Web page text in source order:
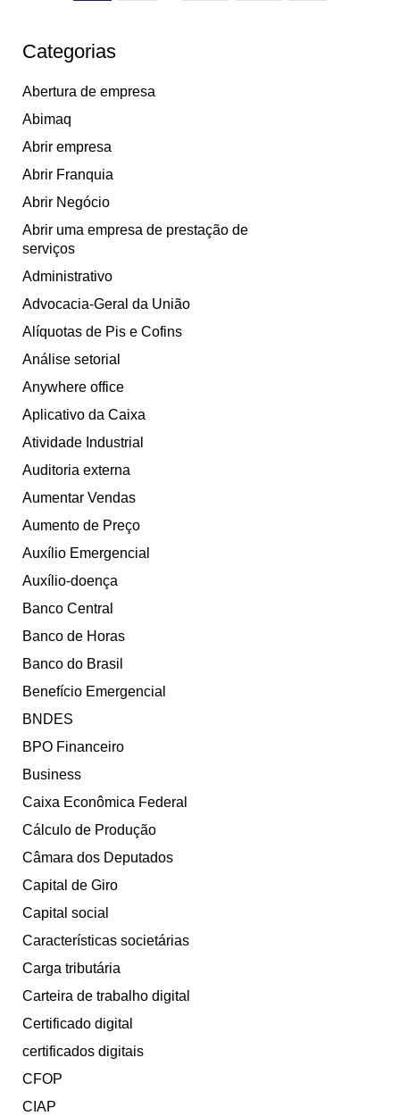
Categorias
Abertura de empresa
Abimaq
Abrir empresa
Abrir Franquia
Abrir Negócio
Abrir uma empresa de prestação de
serviços
Administrativo
Advocacia-Geral da União
Alíquotas de Pis e Cofins
Análise setorial
Anywhere office
Aplicativo da Caixa
Atividade Industrial
Auditoria externa
Aumentar Vendas
Aumento de Preço
Auxílio Emergencial
Auxílio-doença
Banco Central
Banco de Horas
Banco do Brasil
Benefício Emergencial
BNDES
BPO Financeiro
Business
Caixa Econômica Federal
Cálculo de Produção
Câmara dos Deputados
Capital de Giro
Capital social
Características societárias
Carga tributária
Carteira de trabalho digital
Certificado digital
certificados digitais
CFOP
CIAP